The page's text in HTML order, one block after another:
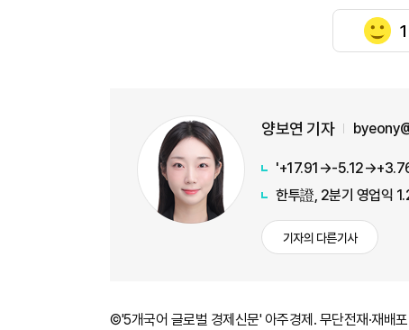
1
양보연 기자
한투證, 2분기 영업익
기자의 다른기사
©'5개국어 글로벌 경제신문' 아주경제. 무단전재·재배